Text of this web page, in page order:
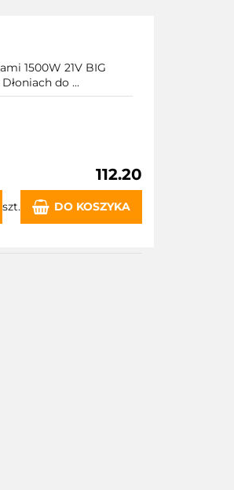
1500W 21V BIG
do ...
112.20
szt. DO KOSZYKA